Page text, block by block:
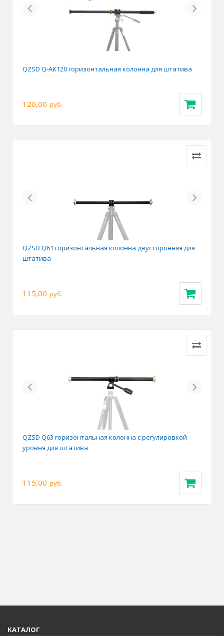
Previous Next
QZSD Q-AK120 горизонтальная колонна для штатива
120,00 руб.
Previous Next
QZSD Q61 горизонтальная колонна двусторонняя для
штатива
115,00 руб.
Previous Next
QZSD Q63 горизонтальная колонна с регулировкой
уровня для штатива
115,00 руб.
КАТАЛОГ